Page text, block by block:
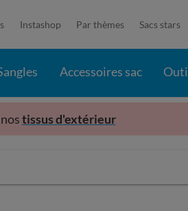
Instashop Par thèmes Sacs stars
Accessoires sac
tissus d'extérieur